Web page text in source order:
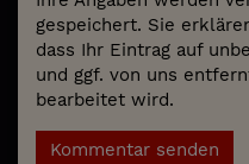
gespeichert. Sie
dass Ihr Eintrag auf
und ggf. von uns
bearbeitet wird.
Kommentar senden